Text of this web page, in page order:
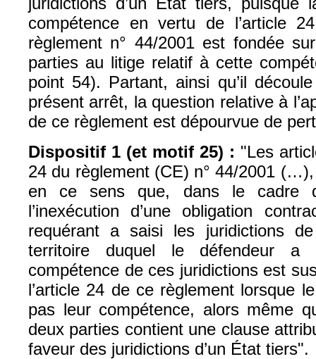
compétence en vertu de l’article
règlement n° 44/2001 est fondée
parties au litige relatif à cette
point 54). Partant, ainsi qu’il
présent arrêt, la question relative à
de ce règlement est dépourvue de
Dispositif 1 (et motif 25) : "Les
24 du règlement (CE) n° 44/2001
en ce sens que, dans le cadre
l’inexécution d’une obligation
requérant a saisi les juridictions
territoire duquel le défendeur
compétence de ces juridictions est
l’article 24 de ce règlement lorsque
pas leur compétence, alors même
deux parties contient une clause
faveur des juridictions d’un État tiers".